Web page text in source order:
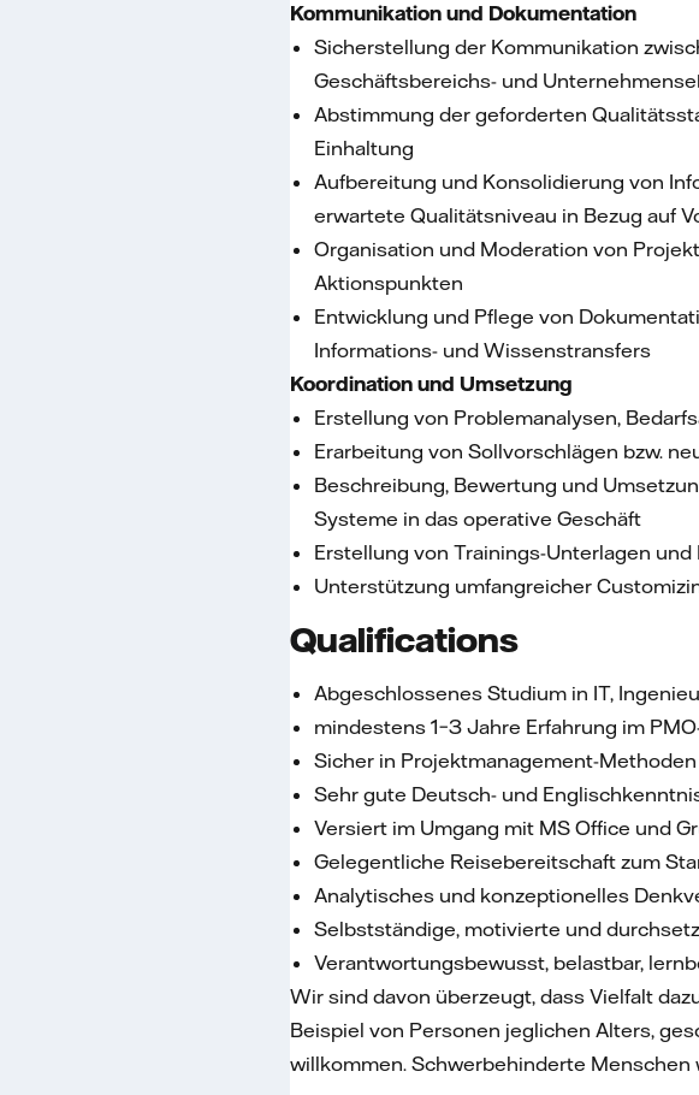
Kommunikation
Sicherstellung der Kommunikation
Geschäftsbereichs- und
Abstimmung der geforderten
Einhaltung
Aufbereitung und Konsolidierung von
erwartete Qualitätsniveau in Bezug auf
Organisation und Moderation von
Aktionspunkten
Entwicklung und Pflege von
Informations- und Wissenstransfers
Koordination
Erstellung von Problemanalysen,
Erarbeitung von Sollvorschlägen bzw.
Beschreibung, Bewertung und
Systeme in das operative Geschäft
Erstellung von Trainings-Unterlagen
Unterstützung umfangreicher
Qualifications
Abgeschlossenes Studium in IT,
mindestens 1–3 Jahre Erfahrung im
Sicher in Projektmanagement-
Sehr gute Deutsch- und
Versiert im Umgang mit MS Office und
Gelegentliche Reisebereitschaft zum
Analytisches und konzeptionelles
Selbstständige, motivierte und
Verantwortungsbewusst, belastbar,
Wir sind davon überzeugt, dass Vielfalt
Beispiel von Personen jeglichen Alters,
willkommen. Schwerbehinderte